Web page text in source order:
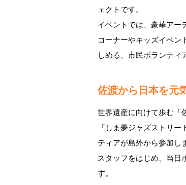
ェクトです。
イベントでは、豪華アー
コーナーやキッズイベン
しめる、市民ボランティ
佐渡から日本を元
世界遺産に向けて歩む「
『しま夢ジャズストリ
ティアが島外から参加し
スタッフをはじめ、当日
す。